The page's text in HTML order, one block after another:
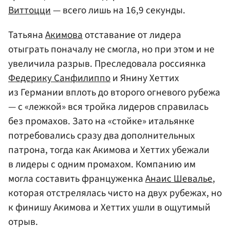
Виттоцци— всего лишь на 16,9 секунды.
ТатьянаАкимоваотставание от лидера
отыграть поначалу не смогла, но при этом и не
увеличила разрыв. Преследовала россиянка
Федерику Санфилиппои Янину Хеттих
из Германии вплоть до второго огневого рубежа
— с «лежкой» вся тройка лидеров справилась
без промахов. Зато на «стойке» итальянке
потребовались сразу два дополнительных
патрона, тогда как Акимова и Хеттих убежали
в лидеры с одним промахом. Компанию им
могла составить француженкаАнаис Шевалье,
которая отстрелялась чисто на двух рубежах, но
к финишу Акимова и Хеттих ушли в ощутимый
отрыв.